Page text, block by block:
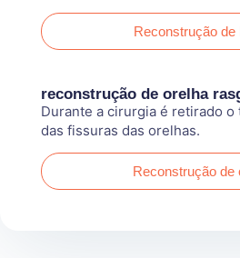
Reconstrução de
reconstrução de orelha
Durante a cirurgia é retirado
das fissuras das orelhas.
Reconstrução de